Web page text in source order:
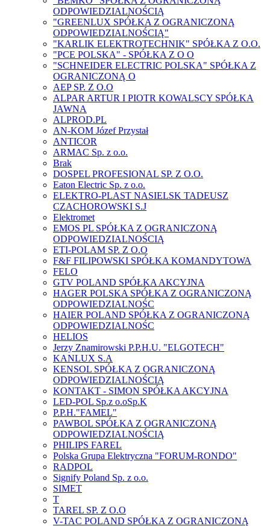
ODPOWIEDZIALNOŚCIĄ
"GREENLUX SPÓŁKA Z OGRANICZONĄ
ODPOWIEDZIALNOŚCIĄ"
"KARLIK ELEKTROTECHNIK" SPÓŁKA Z O.O.
"PCE POLSKA" - SPÓŁKA Z O O
"SCHNEIDER ELECTRIC POLSKA" SPÓŁKA Z
OGRANICZONĄ O
AEP SP. Z O.O
ALPAR ARTUR I PIOTR KOWALSCY SPÓŁKA
JAWNA
ALPROD.PL
AN-KOM Józef Przystał
ANTICOR
ARMAC Sp. z o.o.
Brak
DOSPEL PROFESIONAL SP. Z O.O.
Eaton Electric Sp. z o.o.
ELEKTRO-PLAST NASIELSK TADEUSZ
CZACHOROWSKI S.J
Elektromet
EMOS PL SPÓŁKA Z OGRANICZONĄ
ODPOWIEDZIALNOŚCIĄ
ETI-POLAM SP. Z O.O
F&F FILIPOWSKI SPÓŁKA KOMANDYTOWA
FELO
GTV POLAND SPÓŁKA AKCYJNA
HAGER POLSKA SPÓŁKA Z OGRANICZONĄ
ODPOWIEDZIALNOŚC
HAIER POLAND SPÓŁKA Z OGRANICZONĄ
ODPOWIEDZIALNOŚC
HELIOS
Jerzy Znamirowski P.P.H.U. "ELGOTECH"
KANLUX S.A
KENSOL SPÓŁKA Z OGRANICZONĄ
ODPOWIEDZIALNOŚCIĄ
KONTAKT - SIMON SPÓŁKA AKCYJNA
LED-POL Sp.z o.oSp.K
P.P.H."FAMEL"
PAWBOL SPÓŁKA Z OGRANICZONĄ
ODPOWIEDZIALNOŚCIĄ
PHILIPS FAREL
Polska Grupa Elektryczna "FORUM-RONDO"
RADPOL
Signify Poland Sp. z o.o.
SIMET
T
TAREL SP. Z O.O
V-TAC POLAND SPÓŁKA Z OGRANICZONĄ